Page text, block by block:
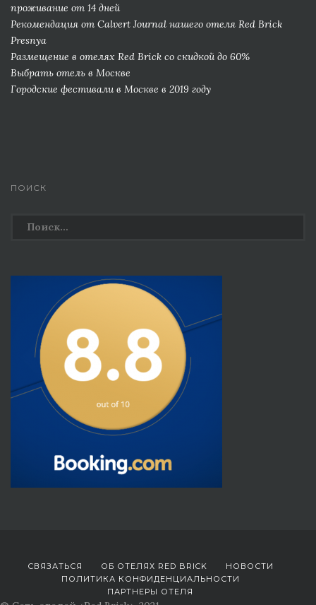
проживание от 14 дней
Рекомендация от Сalvert Journal нашего отеля Red Brick
Presnya
Размещение в отелях Red Brick со скидкой до 60%
Выбрать отель в Москве
Городские фестивали в Москве в 2019 году
ПОИСК
Найти:
СВЯЗАТЬСЯ ОБ ОТЕЛЯХ RED BRICK
НОВОСТИ
ПОЛИТИКА КОНФИДЕНЦИАЛЬНОСТИ
ПАРТНЕРЫ ОТЕЛЯ